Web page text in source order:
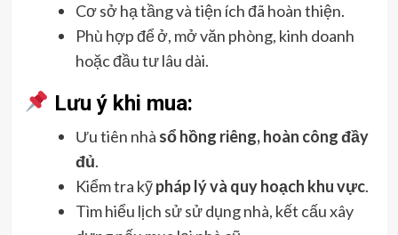
Cơ sở hạ tầng và tiện ích đã hoàn thiện.
Phù hợp để ở, mở văn phòng, kinh doanh
hoặc đầu tư lâu dài.
Lưu ý khi mua:
Ưu tiên nhà sổ hồng riêng, hoàn công đầy
đủ.
Kiểm tra kỹpháp lý và quy hoạch khu vực.
Tìm hiểu lịch sử sử dụng nhà, kết cấu xây